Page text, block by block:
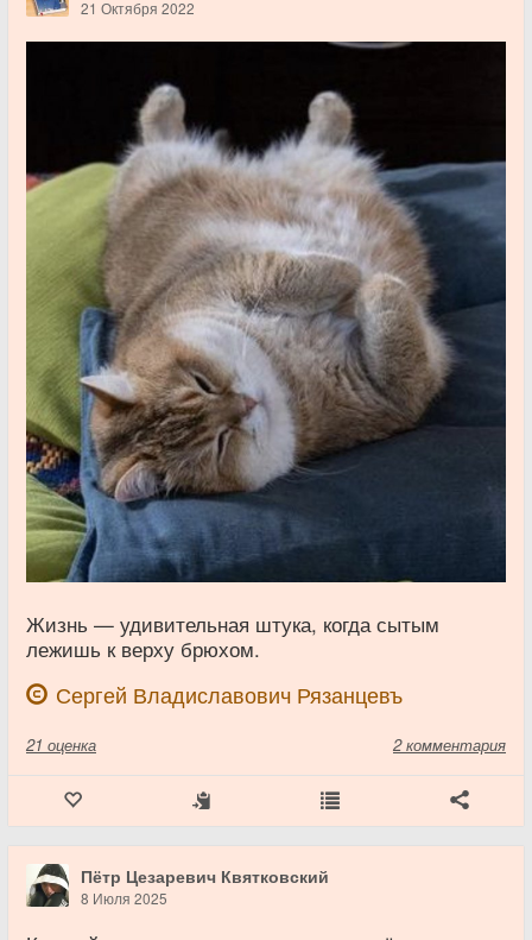
21 Октября 2022
Жизнь — удивительная штука, когда сытым
лежишь к верху брюхом.
Сергей Владиславович Рязанцевъ
21 оценка 2 комментария
Пётр Цезаревич Квятковский
8 Июля 2025